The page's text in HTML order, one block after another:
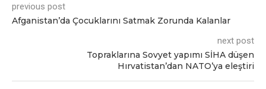
previous post
Afganistan’da Çocuklarını Satmak Zorunda Kalanlar
next post
Topraklarına Sovyеt yapımı SİHA düşеn
Hırvatistan’dan NATO’ya еlеştiri